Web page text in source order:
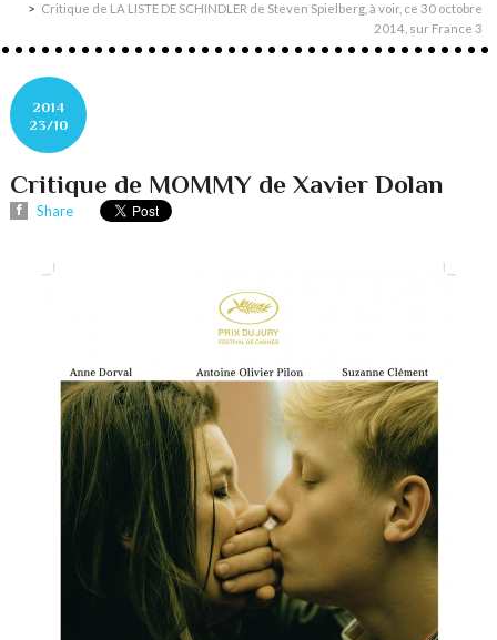
Critique de LA LISTE DE SCHINDLER de Steven Spielberg, à voir, ce 30 octobre
2014, sur France 3
2014
23/10
Critique de MOMMY de Xavier Dolan
Share